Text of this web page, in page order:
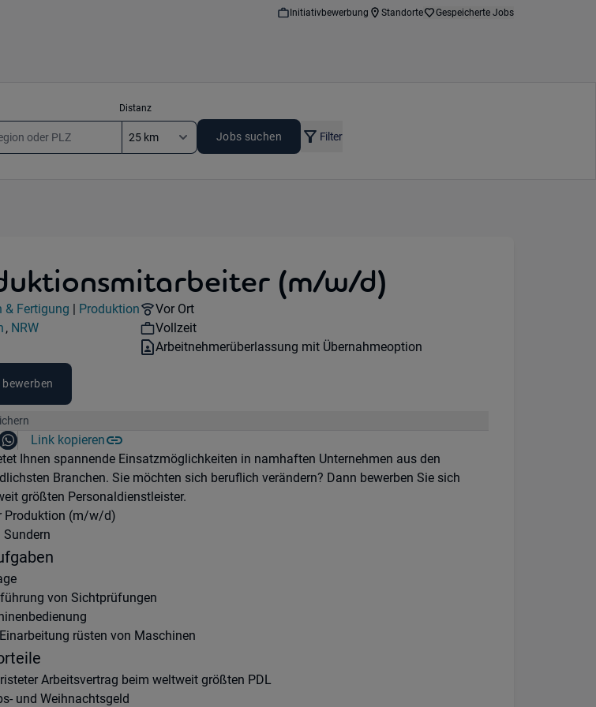
Initiativbewerbung Standorte Gespeicherte Jobs
Distanz
Jobs suchen Filter
in 40472 Ratingen
(m/w/d)
& Fertigung |
Industry:
Produktion
,
Region:
NRW
Remote Option:
Vor Ort
Workhours:
Vollzeit
Vertragsart:
Arbeitnehmerüberlassung mit Übernahmeoption
Job
teilen teilen
Auf WhatsApp teilen
Link kopieren
Ihnen spannende Einsatzmöglichkeiten in namhaften Unternehmen aus den
Branchen. Sie möchten sich beruflich verändern? Dann bewerben Sie sich
größten Personaldienstleister.
Produktion (m/w/d)
Sundern
von Sichtprüfungen
rüsten von Maschinen
Arbeitsvertrag beim weltweit größten PDL
und Weihnachtsgeld